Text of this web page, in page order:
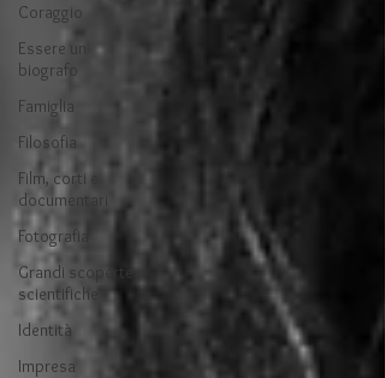
Coraggio
Essere un
biografo
Famiglia
Filosofia
Film, corti e
documentari
Fotografia
Grandi scoperte
scientifiche
Identità
Impresa